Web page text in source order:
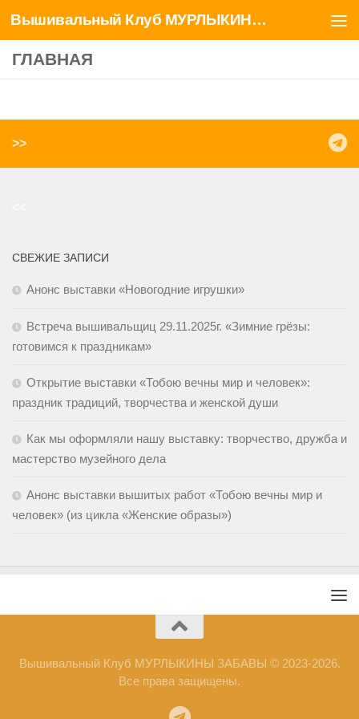
Перейти к содержимому Вышивальный Клуб МУРЛЫКИНЫ ЗАБАВЫ
ГЛАВНАЯ
>>
СВЕЖИЕ ЗАПИСИ
Анонс выставки «Новогодние игрушки»
Встреча вышивальщиц 29.11.2025г. «Зимние грёзы:
готовимся к праздникам»
Открытие выставки «Тобою вечны мир и человек»:
праздник традиций, творчества и женской души
Как мы оформляли нашу выставку: творчество, дружба и
мастерство музейного дела
Анонс выставки вышитых работ «Тобою вечны мир и
человек» (из цикла «Женские образы»)
Вышивальный Клуб МУРЛЫКИНЫ ЗАБАВЫ © 2023-2026.
Все права защищены.